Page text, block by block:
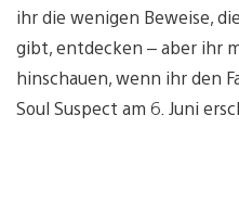
ihr die wenigen Beweise,
gibt, entdecken – aber ihr
hinschauen, wenn ihr den
Soul Suspect am 6. Juni